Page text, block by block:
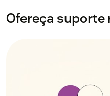
Ofereça suporte